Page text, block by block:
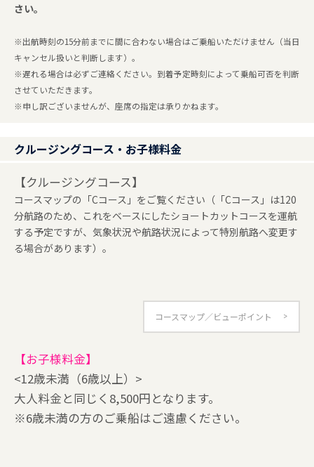
さい。
※出航時刻の15分前までに間に合わない場合はご乗船いただけません（当日
キャンセル扱いと判断します）。
※遅れる場合は必ずご連絡ください。到着予定時刻によって乗船可否を判断
させていただきます。
※申し訳ございませんが、座席の指定は承りかねます。
クルージングコース・お子様料金
【クルージングコース】
コースマップの「Cコース」をご覧ください（「Cコース」は120
分航路のため、これをベースにしたショートカットコースを運航
する予定ですが、気象状況や航路状況によって特別航路へ変更す
る場合があります）。
コースマップ／ビューポイント
【お子様料金】
<12歳未満（6歳以上）>
大人料金と同じく8,500円となります。
※6歳未満の方のご乗船はご遠慮ください。